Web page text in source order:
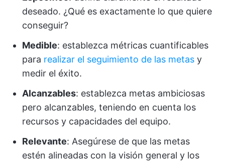
deseado. ¿Qué es exactamente lo que quiere
conseguir?
Medible: establezca métricas cuantificables
para realizar el seguimiento de las metas y
medir el éxito.
Alcanzables: establezca metas ambiciosas
pero alcanzables, teniendo en cuenta los
recursos y capacidades del equipo.
Relevante: Asegúrese de que las metas
estén alineadas con la visión general y los